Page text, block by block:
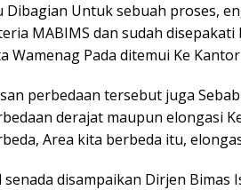
Dibagian Untuk sebuah proses,
MABIMS dan sudah
Wamenag Pada ditemui Ke
perbedaan tersebut juga
derajat maupun elongasi
Area kita berbeda itu,
senada disampaikan Dirjen Bimas